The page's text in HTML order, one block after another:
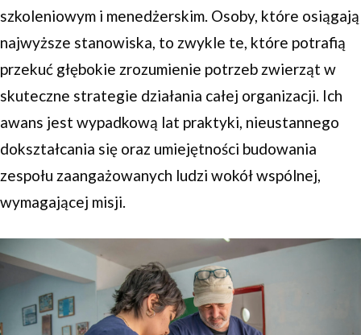
szkoleniowym i menedżerskim. Osoby, które osiągają
najwyższe stanowiska, to zwykle te, które potrafią
przekuć głębokie zrozumienie potrzeb zwierząt w
skuteczne strategie działania całej organizacji. Ich
awans jest wypadkową lat praktyki, nieustannego
dokształcania się oraz umiejętności budowania
zespołu zaangażowanych ludzi wokół wspólnej,
wymagającej misji.